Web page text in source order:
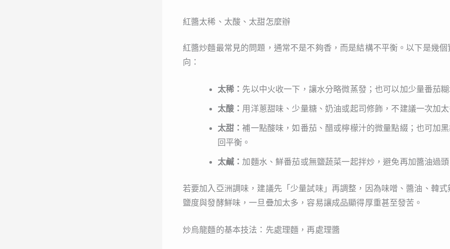
紅醬太稀、太酸、太甜怎麼辦
紅醬炒麵最常見的問題，通常不是不夠香，而是結構不平衡。以下是幾個
向：
太稀： 先以中火收一下，讓水分略微蒸發；也可以加少量番茄糊
太酸： 用洋蔥甜味、少量糖、奶油或起司修飾，不建議一次加太
太甜：補一點酸味，如番茄、醋或檸檬汁的微量點綴；也可加
回平衡。
太鹹： 加麵水、鮮番茄或無鹽蔬菜一起拌炒，避免再加醬油過頭
若要加入亞洲調味，建議先「少量試味」再調整，因為味噌、醬油、韓式
鹽度與發酵鮮味，一旦疊加太多，容易讓成品顯得厚重甚至發苦。
炒烏龍麵的基本技法：先處理麵，再處理醬